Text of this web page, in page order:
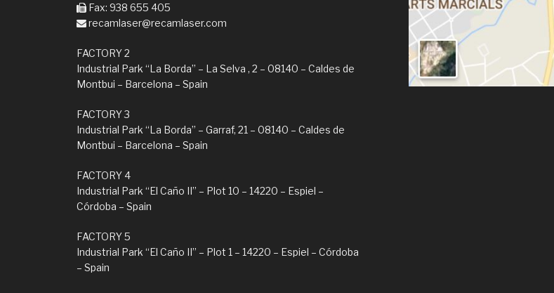
Fax: 938 655 405
recamlaser@recamlaser.com
FACTORY 2
Industrial Park “La Borda” – La Selva , 2 – 08140 – Caldes de
Montbui – Barcelona – Spain
FACTORY 3
Industrial Park “La Borda” – Garraf, 21 – 08140 – Caldes de
Montbui – Barcelona – Spain
FACTORY 4
Industrial Park “El Caño II” – Plot 10 – 14220 – Espiel –
Córdoba – Spain
FACTORY 5
Industrial Park “El Caño II” – Plot 1 – 14220 – Espiel – Córdoba
– Spain